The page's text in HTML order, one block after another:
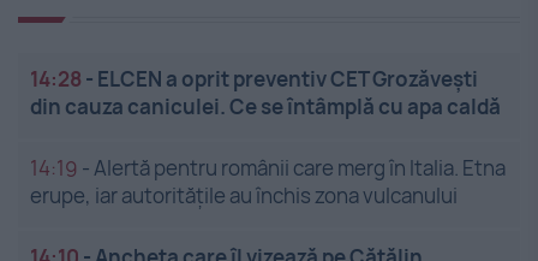
14:28 - ELCEN a oprit preventiv CET Grozăveşti
din cauza caniculei. Ce se întâmplă cu apa caldă
14:19 -Alertă pentru românii care merg în Italia. Etna
erupe, iar autoritățile au închis zona vulcanului